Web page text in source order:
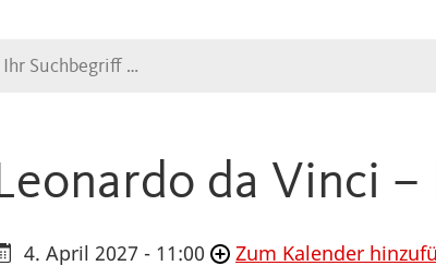
da Vinci
4. April 2027 - 11:00 Zum Kalender